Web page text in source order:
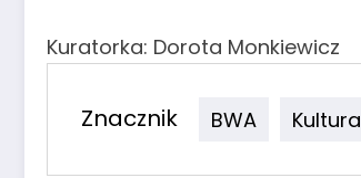
Kuratorka: Dorota Monkiewicz
Znacznik BWA Kultura